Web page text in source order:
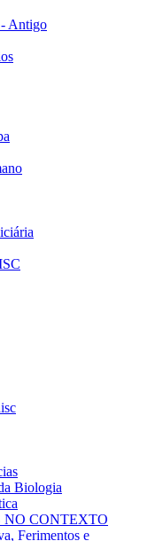
Antigo
Biologia
NO CONTEXTO
Ferimentos e